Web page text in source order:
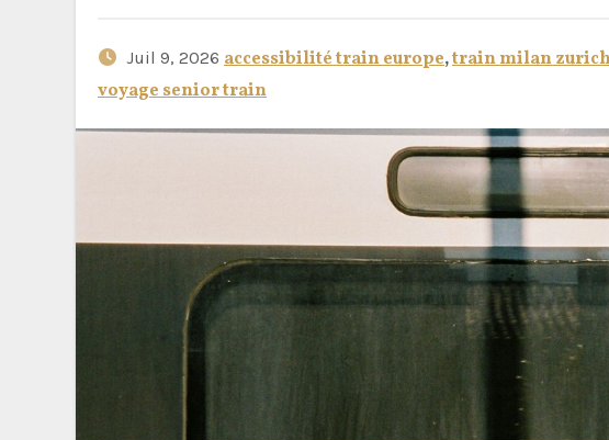
Juil 9, 2026 accessibilité train europe,train milan
voyage senior train